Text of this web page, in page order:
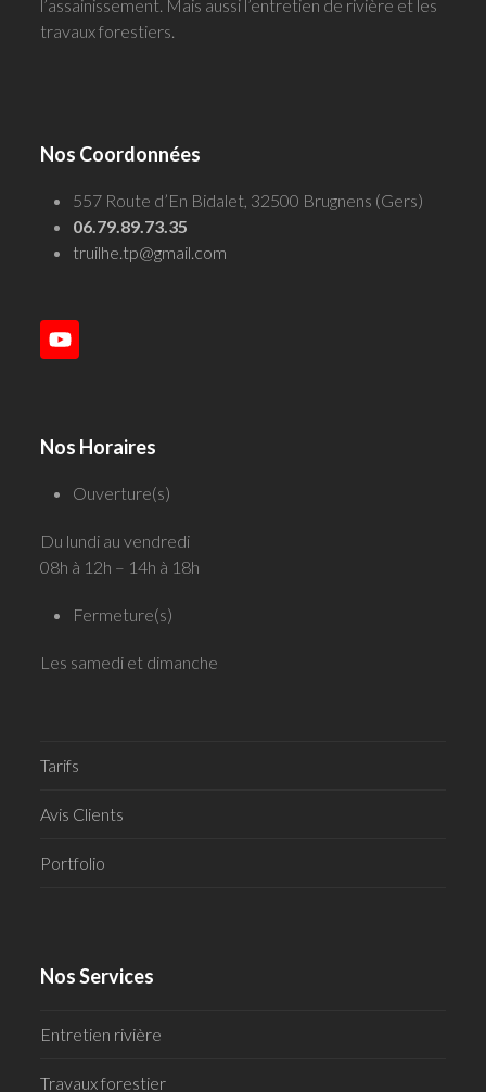
l’assainissement. Mais aussi l’entretien de rivière et les
travaux forestiers.
Nos Coordonnées
557 Route d’En Bidalet, 32500 Brugnens (Gers)
06.79.89.73.35
truilhe.tp@gmail.com
YouTube
Nos Horaires
Ouverture(s)
Du lundi au vendredi
08h à 12h – 14h à 18h
Fermeture(s)
Les samedi et dimanche
Tarifs
Avis Clients
Portfolio
Nos Services
Entretien rivière
Travaux forestier